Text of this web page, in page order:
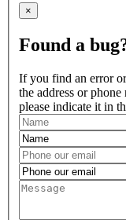
×
Found a
If you find an error
the address or
please indicate it in